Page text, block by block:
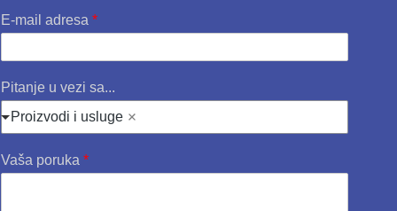
E-mail adresa *
Pitanje u vezi sa...
Proizvodi i usluge
Vaša poruka *